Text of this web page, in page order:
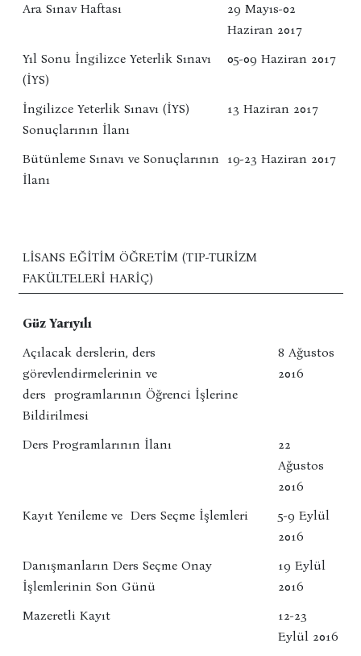
Ara Sınav Haftası
29 Mayıs-02
Haziran 2017
Yıl Sonu İngilizce Yeterlik Sınavı
(İYS)
05-09 Haziran 2017
İngilizce Yeterlik Sınavı (İYS)
Sonuçlarının İlanı
13 Haziran 2017
Bütünleme Sınavı ve Sonuçlarının
İlanı
19-23 Haziran 2017
LISANS EĞITIM ÖĞRETIM (TIP-TURIZM
FAKÜLTELERI HARIÇ)
Güz Yarıyılı
Açılacak derslerin, ders
görevlendirmelerinin ve
ders programlarının Öğrenci İşlerine
Bildirilmesi
8 Ağustos
2016
Ders Programlarının İlanı
22
Ağustos
2016
Kayıt Yenileme ve Ders Seçme İşlemleri
5-9 Eylül
2016
Danışmanların Ders Seçme Onay
İşlemlerinin Son Günü
19 Eylül
2016
Mazeretli Kayıt
12-23
Eylül 2016